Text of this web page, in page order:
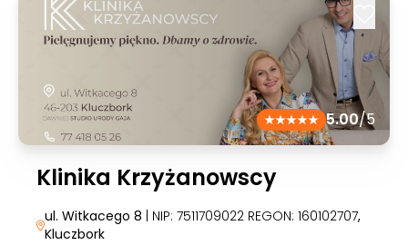
5.00/5
Klinika Krzyżanowscy
ul. Witkacego 8 | NIP: 7511709022 REGON: 160102707,
Kluczbork